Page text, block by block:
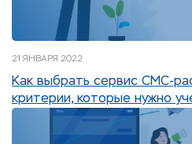
21 ЯНВАРЯ 2022
Как выбрать сервис СМС-
критерии, которые нужно